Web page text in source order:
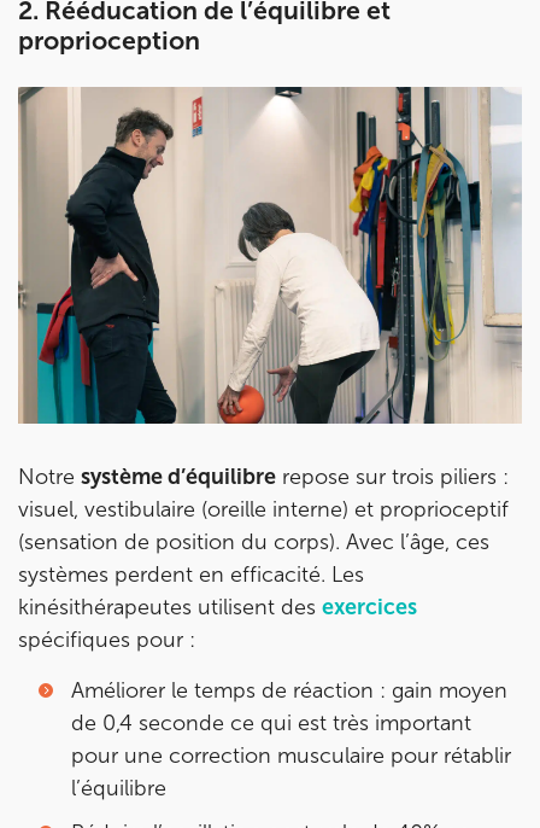
2. Rééducation de l’équilibre et
proprioception
Notre système d’équilibre repose sur trois piliers :
visuel, vestibulaire (oreille interne) et proprioceptif
(sensation de position du corps). Avec l’âge, ces
systèmes perdent en efficacité. Les
kinésithérapeutes utilisent des exercices
spécifiques pour :
Améliorer le temps de réaction : gain moyen
de 0,4 seconde ce qui est très important
pour une correction musculaire pour rétablir
l’équilibre
74 Bd Haussmann 75008 Paris
01 44 71 93 74
Prenez RDV sur
IK MORANGIS
85 Av. de Balzac 91420 Morangis
85 Av. de Balzac 91420 Morangis
01 64 48 35 84
Prenez RDV sur
Prenez RDV sur
8 Rue de Paris 92190 Meudon
8 Rue de Paris 92190 Meudon
01 40 95 01 09
Prenez RDV sur
Prenez RDV sur